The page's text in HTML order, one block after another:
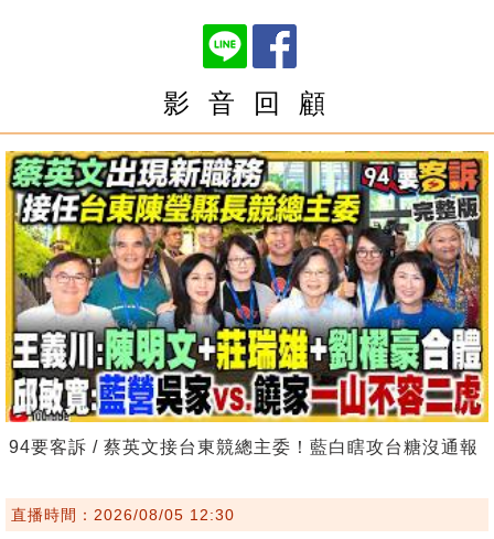
影 音 回 顧
94要客訴 / 蔡英文接台東競總主委！藍白瞎攻台糖沒通報
直播時間：2026/08/05 12:30